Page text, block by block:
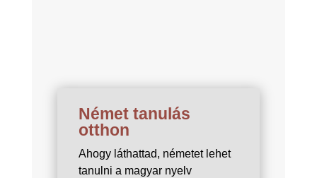
Német tanulás
otthon
Ahogy láthattad, németet lehet
tanulni a magyar nyelv